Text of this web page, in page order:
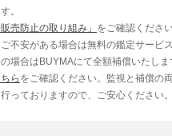
。
販売防止の取り組み」 をご確認ください
不安がある場合は無料の鑑定サービ
場合はBUYMAにて全額補償いたし
ちら をご確認ください。監視と補償の
っておりますので、ご安心ください。